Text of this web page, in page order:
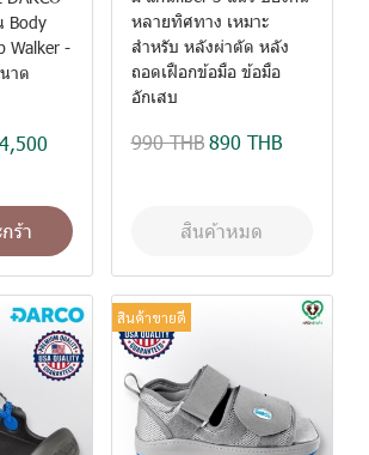
Body
Walker -
าด
4,500
ร้า
หลายทิศทาง เหมาะ
สำหรับ หลังผ่าตัด หลัง
ถอดเฝือกข้อมือ ข้อมือ
อักเสบ
990 THB 890 THB
สินค้าหมด
สินค้าขายดี